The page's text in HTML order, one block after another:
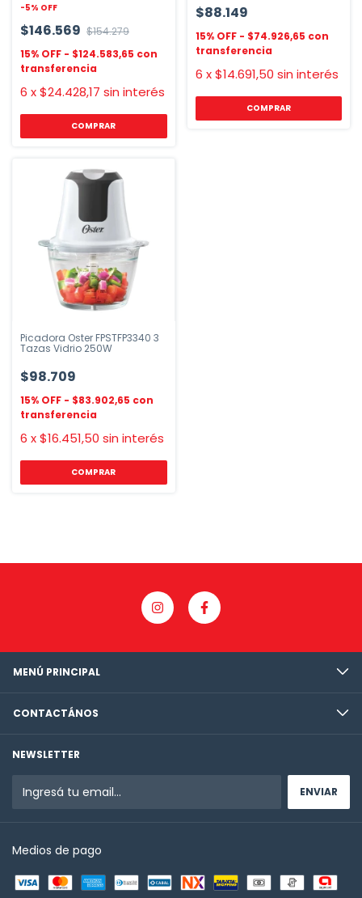
-5% OFF
$146.569 $154.279
$124.583,65
6 x$24.428,17 sin interés
$88.149
$74.926,65
6 x$14.691,50 sin interés
Picadora Oster FPSTFP3340 3
Tazas Vidrio 250W
$98.709
$83.902,65
6 x$16.451,50 sin interés
MENÚ PRINCIPAL
CONTACTÁNOS
NEWSLETTER
Medios de pago